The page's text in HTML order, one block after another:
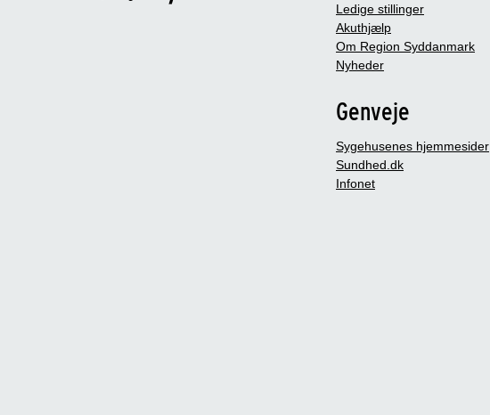
Ledige stillinger
Akuthjælp
Om Region Syddanmark
Nyheder
Genveje
Sygehusenes hjemmesider
Sundhed.dk
Infonet